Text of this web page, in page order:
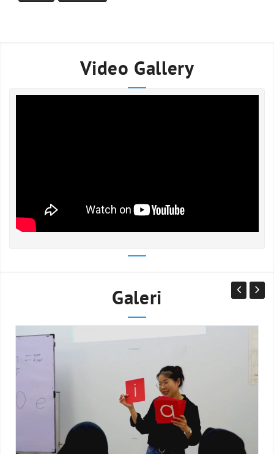
Video Gallery
Galeri